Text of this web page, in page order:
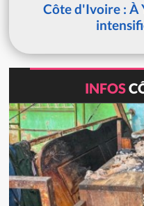
Côte d'Ivoire : À
INFOS